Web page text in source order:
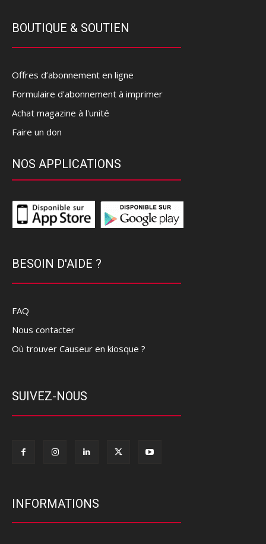
BOUTIQUE & SOUTIEN
Offres d’abonnement en ligne
Formulaire d'abonnement à imprimer
Achat magazine à l'unité
Faire un don
NOS APPLICATIONS
BESOIN D'AIDE ?
FAQ
Nous contacter
Où trouver Causeur en kiosque ?
SUIVEZ-NOUS
INFORMATIONS